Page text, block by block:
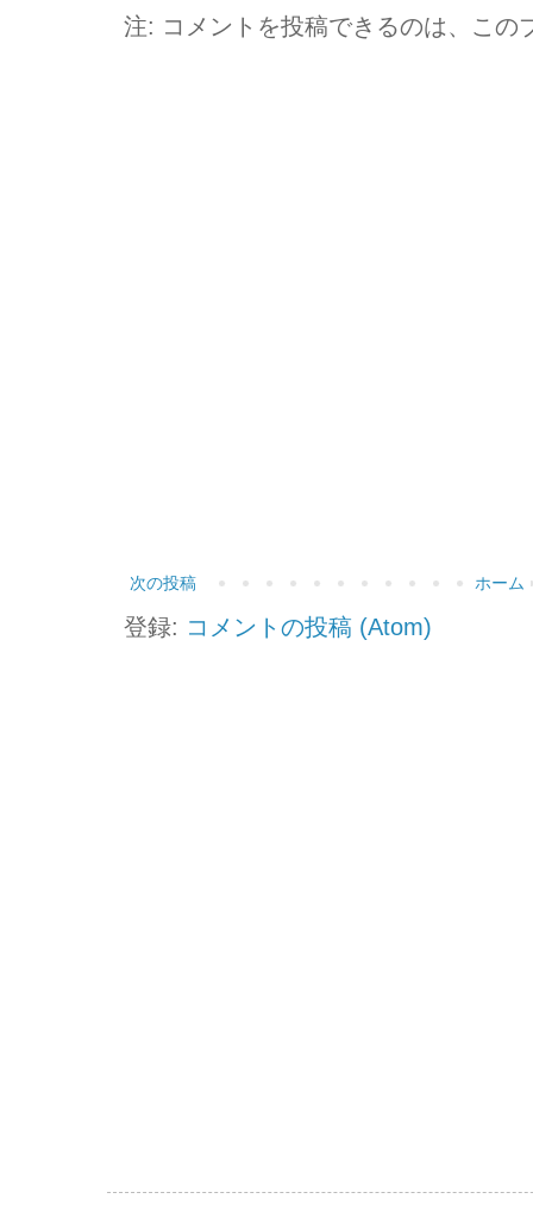
注: コメントを投稿できるのは、この
次の投稿 ホーム
登録: コメントの投稿 (Atom)